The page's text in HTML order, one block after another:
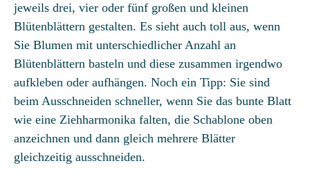
jeweils drei, vier oder fünf großen und kleinen
Blütenblättern gestalten. Es sieht auch toll aus, wenn
Sie Blumen mit unterschiedlicher Anzahl an
Blütenblättern basteln und diese zusammen irgendwo
aufkleben oder aufhängen. Noch ein Tipp: Sie sind
beim Ausschneiden schneller, wenn Sie das bunte Blatt
wie eine Ziehharmonika falten, die Schablone oben
anzeichnen und dann gleich mehrere Blätter
gleichzeitig ausschneiden.